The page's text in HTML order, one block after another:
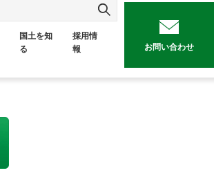
国土を知
る
採用情
報 お問い合わせ